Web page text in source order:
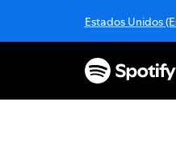
i
o
Estados Unidos